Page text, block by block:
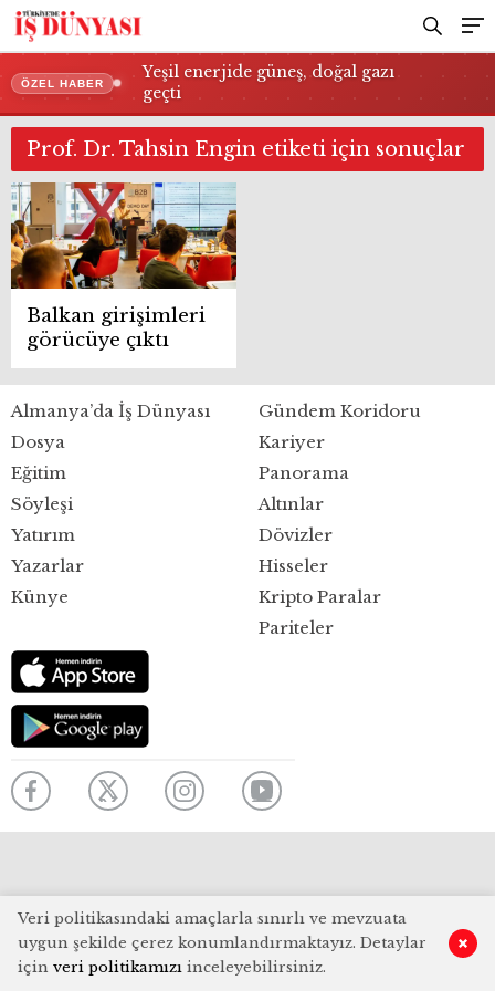
ÖZEL HABER
Yeşil enerjide güneş, doğal gazı
geçti
Prof. Dr. Tahsin Engin etiketi için sonuçlar
Balkan girişimleri
görücüye çıktı
Almanya’da İş Dünyası
Dosya
Eğitim
Gündem Koridoru
Kariyer
Panorama
Söyleşi
Yatırım
Yazarlar
Künye
Altınlar
Dövizler
Hisseler
Kripto Paralar
Pariteler
Veri politikasındaki amaçlarla sınırlı ve mevzuata
uygun şekilde çerez konumlandırmaktayız. Detaylar
için veri politikamızı inceleyebilirsiniz.